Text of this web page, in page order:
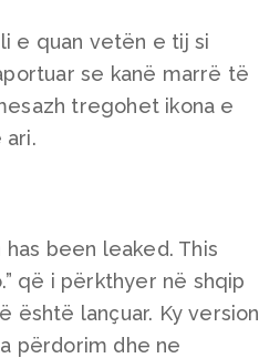
e quan vetën e tij si
se kanë marrë të
tregohet ikona e
ari.
been leaked. This
që i përkthyer në shqip
është lançuar. Ky version
përdorim dhe ne